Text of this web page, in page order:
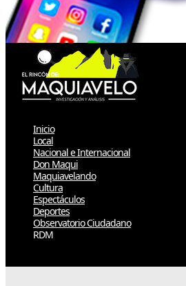
Inicio
Local
Nacional e Internacional
Don Maqui
Maquiavelando
Cultura
Espectáculos
Deportes
Observatorio Ciudadano
RDM